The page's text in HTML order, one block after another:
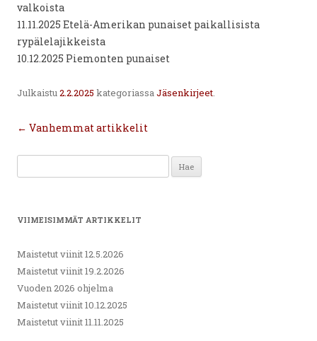
valkoista
11.11.2025 Etelä-Amerikan punaiset paikallisista
rypälelajikkeista
10.12.2025 Piemonten punaiset
Julkaistu2.2.2025 kategoriassaJäsenkirjeet.
Artikkelien
← Vanhemmat artikkelit
VIIMEISIMMÄT ARTIKKELIT
Maistetut viinit 12.5.2026
Maistetut viinit 19.2.2026
Vuoden 2026 ohjelma
Maistetut viinit 10.12.2025
Maistetut viinit 11.11.2025